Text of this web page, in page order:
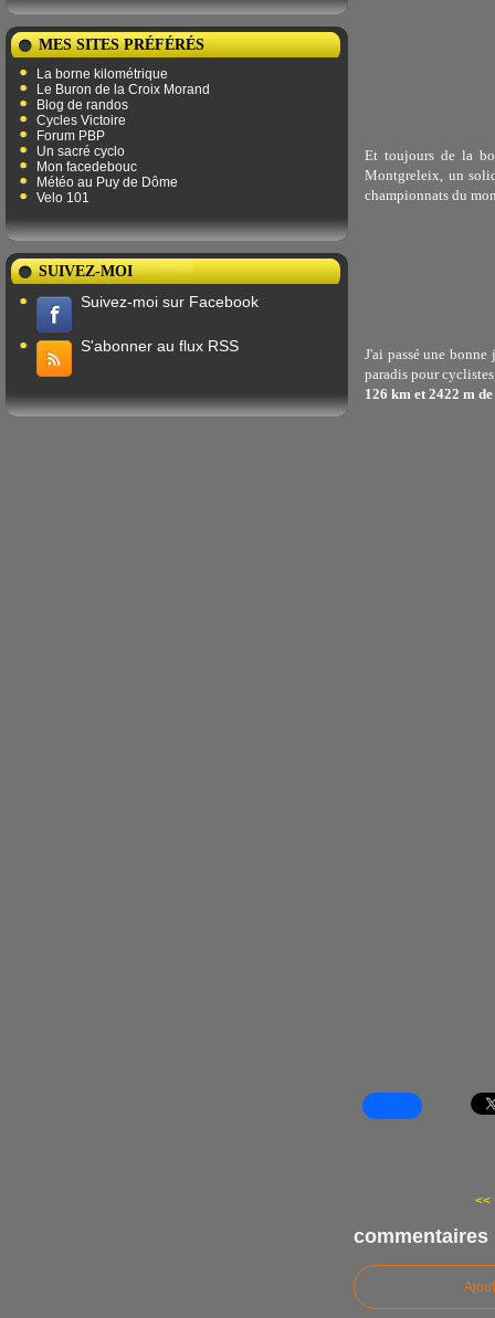
MES SITES PRÉFÉRÉS
La borne kilométrique
Le Buron de la Croix Morand
Blog de randos
Cycles Victoire
Forum PBP
Un sacré cyclo
Mon facedebouc
Météo au Puy de Dôme
Velo 101
SUIVEZ-MOI
Suivez-moi sur Facebook
S'abonner au flux RSS
Et toujours de la
Montgreleix, un
championnats du
J'ai passé une
paradis pour
126 km et 2422 m
<<
commentaires